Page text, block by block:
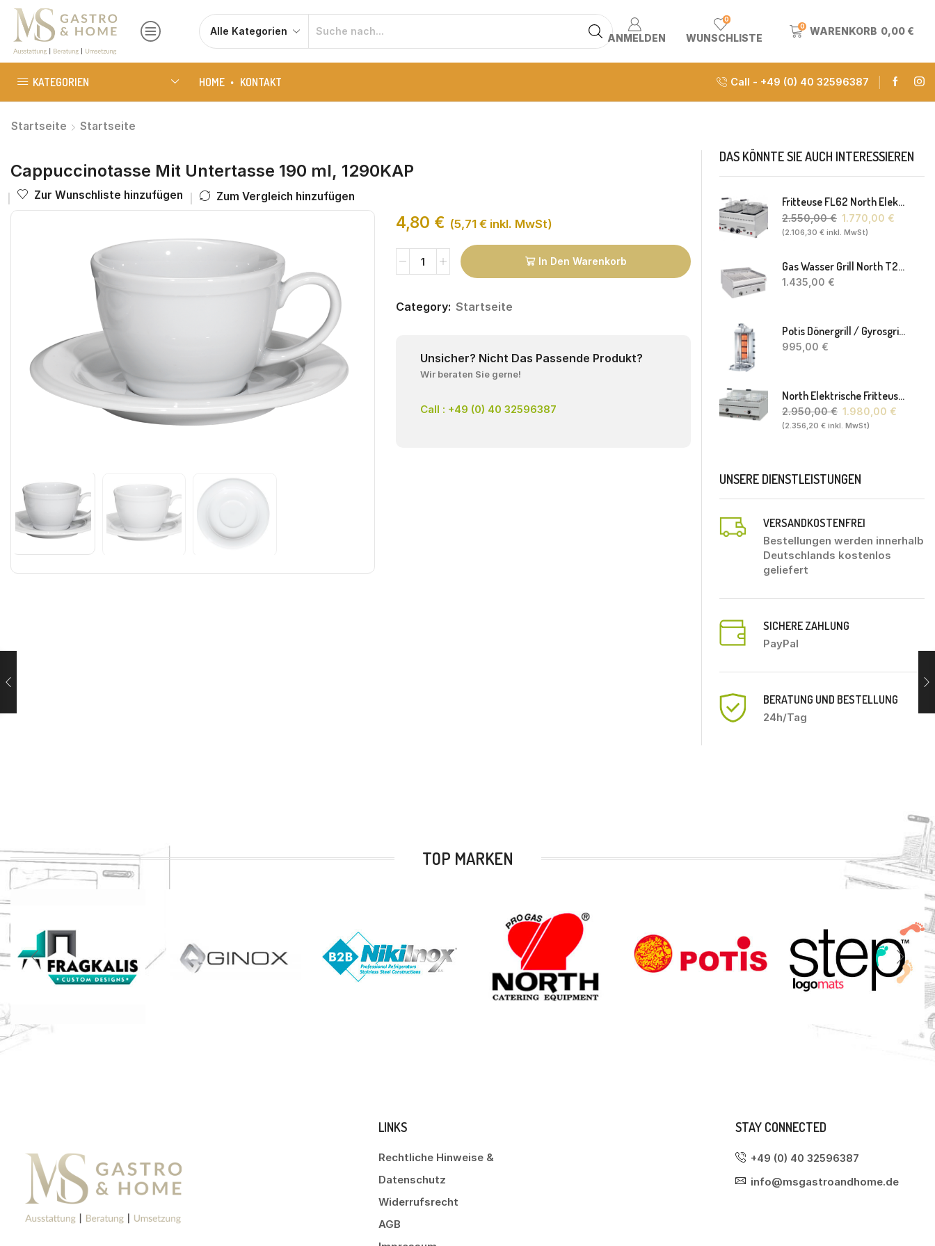
ANMELDEN
0
WUNSCHLISTE
0 WARENKORB 0,00 €
KATEGORIEN HOME KONTAKT Call - +49 (0) 40 32596387
Startseite Startseite
Cappuccinotasse Mit Untertasse 190 ml, 1290KAP
Zur Wunschliste hinzufügen Zum Vergleich hinzufügen
4,80 € (5,71€ inkl. MwSt)
In Den Warenkorb
Category: Startseite
Unsicher? Nicht Das Passende Produkt?
Wir beraten Sie gerne!
Call : +49 (0) 40 32596387
DAS KÖNNTE SIE AUCH INTERESSIEREN
Fritteuse FL62 North Elektro 2 X 8-10L 60 X 60 X 30(38) Cm
2.550,00€ 1.770,00 €
(2.106,30 € inkl. MwSt)
Gas Wasser Grill North T20 77 X 63 X 43 Cm
1.435,00 €
Potis Dönergrill / Gyrosgrill GD4 S - Achteckige Fettwanne-Ohne Schaufel
995,00 €
North Elektrische Fritteuse FL20. 80 X 70 X 30(46) Cm
2.950,00€ 1.980,00 €
(2.356,20 € inkl. MwSt)
UNSERE DIENSTLEISTUNGEN
VERSANDKOSTENFREI
Bestellungen werden innerhalb
Deutschlands kostenlos
geliefert
SICHERE ZAHLUNG
PayPal
BERATUNG UND BESTELLUNG
24h/Tag
TOP MARKEN
LINKS
Rechtliche Hinweise &
Datenschutz
Widerrufsrecht
AGB
STAY CONNECTED
+49 (0) 40 32596387
info@msgastroandhome.de